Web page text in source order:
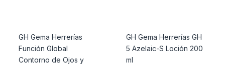
GH Gema Herrerías
Función Global
Contorno de Ojos y
GH Gema Herrerías GH
5 Azelaic-S Loción 200
ml